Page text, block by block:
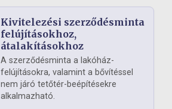
Kivitelezési szerződésminta
felújításokhoz,
átalakításokhoz
A szerződésminta a lakóház-
felújításokra, valamint a bővítéssel
nem járó tetőtér-beépítésekre
alkalmazható.